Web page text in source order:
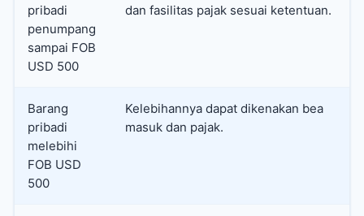
pribadi
penumpang
sampai FOB
USD 500
dan fasilitas pajak sesuai ketentuan.
Barang
pribadi
melebihi
FOB USD
500
Kelebihannya dapat dikenakan bea
masuk dan pajak.